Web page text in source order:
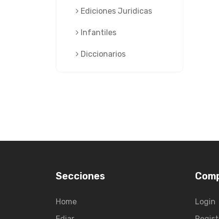
Ediciones Juridicas
Infantiles
Diccionarios
Secciones
Home
Login